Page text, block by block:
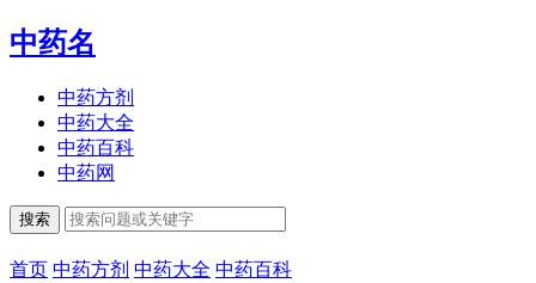
中药名
中药方剂
中药大全
中药百科
中药网
搜索
首页 中药方剂 中药大全 中药百科